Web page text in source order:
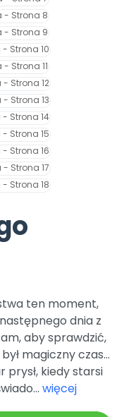
ten moment,
dnia z
aby sprawdzić,
magiczny czas…
prysł, kiedy starsi
więcej